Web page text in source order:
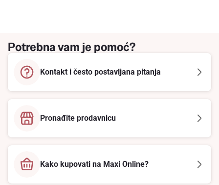
Potrebna vam je pomoć?
Kontakt i često postavljana pitanja
Pronađite prodavnicu
Kako kupovati na Maxi Online?